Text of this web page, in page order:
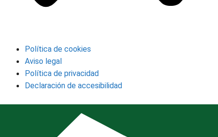
Política de cookies
Aviso legal
Política de privacidad
Declaración de accesibilidad